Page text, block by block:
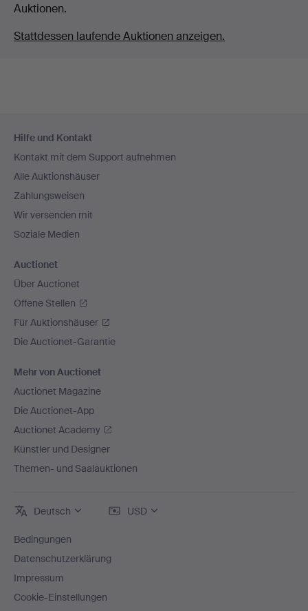
Auktionen.
Stattdessen laufende Auktionen anzeigen.
Navigation
Hilfe und Kontakt
Kontakt mit dem Support aufnehmen
Alle Auktionshäuser
Zahlungsweisen
Wir versenden mit
Soziale Medien
Auctionet
Über Auctionet
Offene Stellen
Für Auktionshäuser
Die Auctionet-Garantie
Mehr von Auctionet
Auctionet Magazine
Die Auctionet-App
Auctionet Academy
Künstler und Designer
Themen- und Saalauktionen
Deutsch USD
Bedingungen
Datenschutzerklärung
Impressum
Cookie-Einstellungen